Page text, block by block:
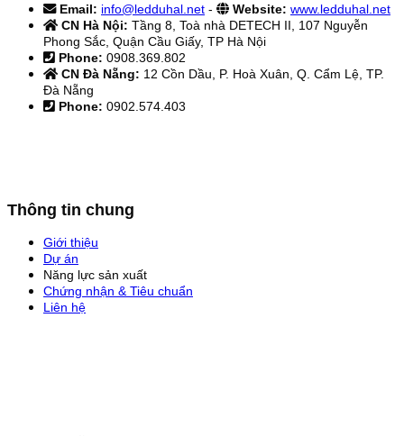
Email: info@ledduhal.net - Website: www.ledduhal.net
CN Hà Nội: Tầng 8, Toà nhà DETECH II, 107 Nguyễn
Phong Sắc, Quận Cầu Giấy, TP Hà Nội
Phone: 0908.369.802
CN Đà Nẵng: 12 Cồn Dầu, P. Hoà Xuân, Q. Cẩm Lệ, TP.
Đà Nẵng
Phone: 0902.574.403
Thông tin chung
Giới thiệu
Dự án
Năng lực sản xuất
Chứng nhận & Tiêu chuẩn
Liên hệ